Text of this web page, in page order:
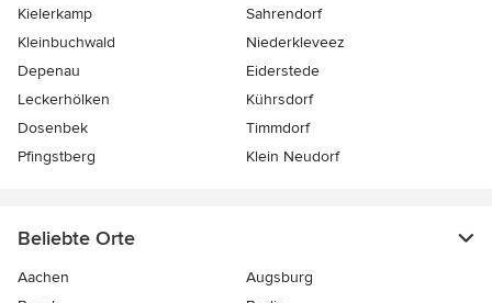
Kielerkamp
Sahrendorf
Kleinbuchwald
Niederkleveez
Depenau
Eiderstede
Leckerhölken
Kührsdorf
Dosenbek
Timmdorf
Pfingstberg
Klein Neudorf
Beliebte Orte
Aachen
Augsburg